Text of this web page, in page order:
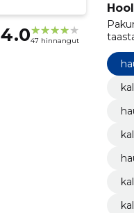
4.047 hinnangut